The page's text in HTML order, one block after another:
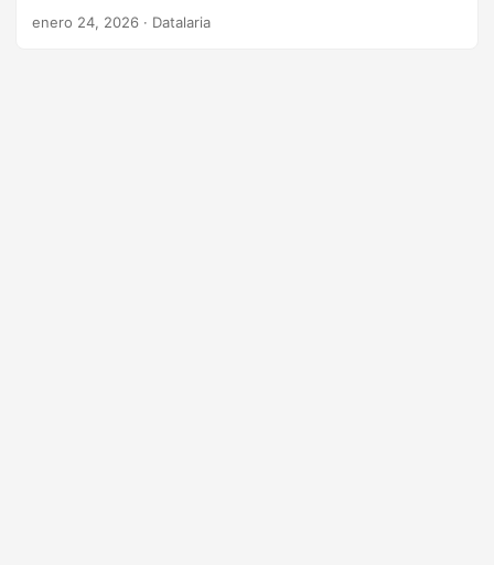
suscriptores, los segmenta por idioma (ES/EN), y envía
enero 24, 2026 · Datalaria